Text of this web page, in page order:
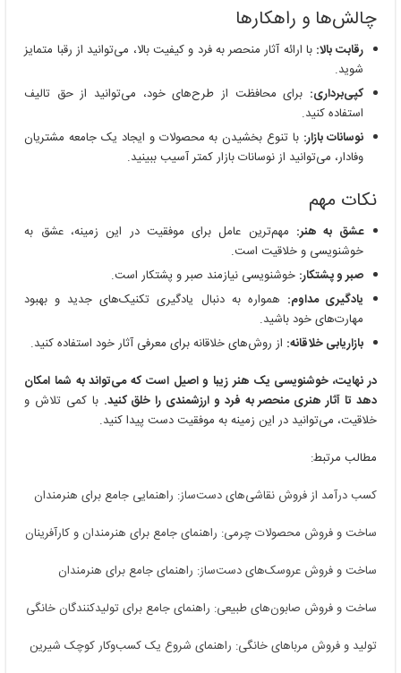
چالش‌ها و راهکارها
رقابت بالا: با ارائه آثار منحصر به فرد و کیفیت بالا، می‌توانید از رقبا متمایز
شوید.
کپی‌برداری: برای محافظت از طرح‌های خود، می‌توانید از حق تالیف
استفاده کنید.
نوسانات بازار: با تنوع بخشیدن به محصولات و ایجاد یک جامعه مشتریان
وفادار، می‌توانید از نوسانات بازار کمتر آسیب ببینید.
نکات مهم
عشق به هنر: مهم‌ترین عامل برای موفقیت در این زمینه، عشق به
خوشنویسی و خلاقیت است.
صبر و پشتکار: خوشنویسی نیازمند صبر و پشتکار است.
یادگیری مداوم: همواره به دنبال یادگیری تکنیک‌های جدید و بهبود
مهارت‌های خود باشید.
بازاریابی خلاقانه: از روش‌های خلاقانه برای معرفی آثار خود استفاده کنید.
در نهایت، خوشنویسی یک هنر زیبا و اصیل است که می‌تواند به شما امکان
دهد تا آثار هنری منحصر به فرد و ارزشمندی را خلق کنید. با کمی تلاش و
خلاقیت، می‌توانید در این زمینه به موفقیت دست پیدا کنید.
مطالب مرتبط:
کسب درآمد از فروش نقاشی‌های دست‌ساز: راهنمایی جامع برای هنرمندان
ساخت و فروش محصولات چرمی: راهنمای جامع برای هنرمندان و کارآفرینان
ساخت و فروش عروسک‌های دست‌ساز: راهنمای جامع برای هنرمندان
ساخت و فروش صابون‌های طبیعی: راهنمای جامع برای تولیدکنندگان خانگی
تولید و فروش مرباهای خانگی: راهنمای شروع یک کسب‌وکار کوچک شیرین